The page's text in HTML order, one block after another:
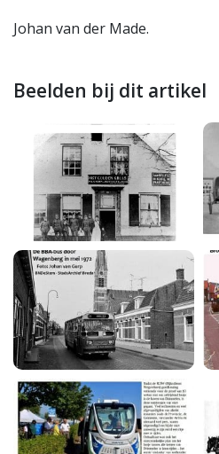
Johan van der Made.
Beelden bij dit artikel